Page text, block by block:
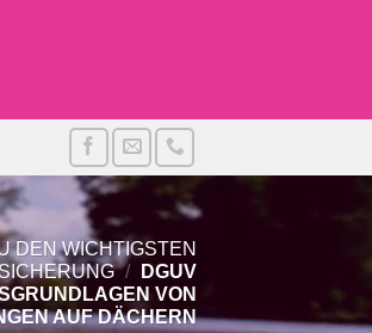
DEN WICHTIGSTEN
/
DGUV
VON
AUF DÄCHERN